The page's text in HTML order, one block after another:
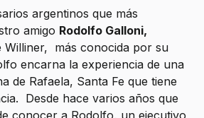
argentinos que más
amigo Rodolfo Galloni,
Williner, más conocida por su
encarna la experiencia de una
de Rafaela, Santa Fe que tiene
Desde hace varios años que